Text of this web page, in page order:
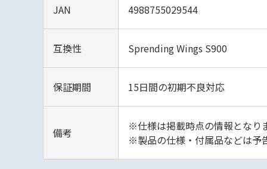
JAN 4988755029544
互換性 Sprending Wings S900
保証期間 15日間の初期不良対応
備考
※仕様は掲載時点の情報となり
※製品の仕様・付属品などは予